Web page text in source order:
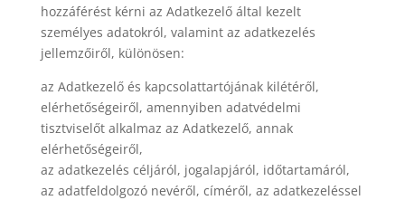
hozzáférést kérni az Adatkezelő által kezelt
személyes adatokról, valamint az adatkezelés
jellemzőiről, különösen:
az Adatkezelő és kapcsolattartójának kilétéről,
elérhetőségeiről, amennyiben adatvédelmi
tisztviselőt alkalmaz az Adatkezelő, annak
elérhetőségeiről,
az adatkezelés céljáról, jogalapjáról, időtartamáról,
az adatfeldolgozó nevéről, címéről, az adatkezeléssel